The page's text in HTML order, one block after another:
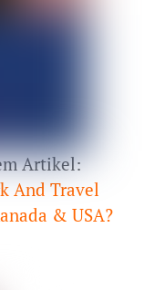
Artikel:
And Travel
& USA?